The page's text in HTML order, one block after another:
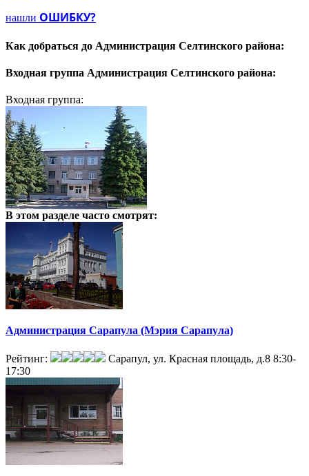
нашли ОШИБКУ?
Как добраться до Администрация Селтинского района:
Входная группа Администрация Селтинского района:
Входная группа:
В этом разделе часто смотрят:
Администрация Сарапула (Мэрия Сарапула)
Рейтинг: Сарапул, ул. Красная площадь, д.8 8:30-
17:30